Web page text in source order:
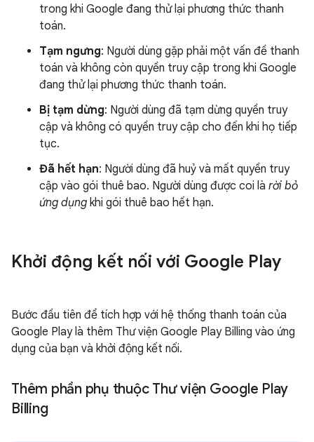
trong khi Google đang thử lại phương thức thanh
toán.
Tạm ngưng: Người dùng gặp phải một vấn đề thanh
toán và không còn quyền truy cập trong khi Google
đang thử lại phương thức thanh toán.
Bị tạm dừng: Người dùng đã tạm dừng quyền truy
cập và không có quyền truy cập cho đến khi họ tiếp
tục.
Đã hết hạn: Người dùng đã huỷ và mất quyền truy
cập vào gói thuê bao. Người dùng được coi là rời bỏ
ứng dụng khi gói thuê bao hết hạn.
Khởi động kết nối với Google Play
Bước đầu tiên để tích hợp với hệ thống thanh toán của
Google Play là thêm Thư viện Google Play Billing vào ứng
dụng của bạn và khởi động kết nối.
Thêm phần phụ thuộc Thư viện Google Play
Billing